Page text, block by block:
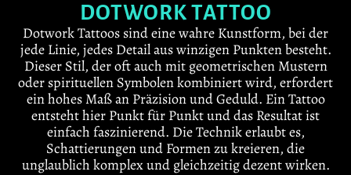
DOTWORK TATTOO
Dotwork Tattoos sind eine wahre Kunstform, bei der
jede Linie, jedes Detail aus winzigen Punkten besteht.
Dieser Stil, der oft auch mit geometrischen Mustern
oder spirituellen Symbolen kombiniert wird, erfordert
ein hohes Maß an Präzision und Geduld. Ein Tattoo
entsteht hier Punkt für Punkt und das Resultat ist
einfach faszinierend. Die Technik erlaubt es,
Schattierungen und Formen zu kreieren, die
unglaublich komplex und gleichzeitig dezent wirken.